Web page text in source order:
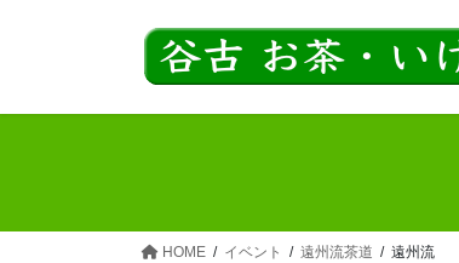
HOME イベント 遠州流茶道 遠州流